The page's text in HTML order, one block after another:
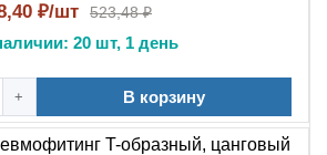
₽/шт 523,48 ₽
20 шт, 1 день
+ В корзину
T-образный, цанговый